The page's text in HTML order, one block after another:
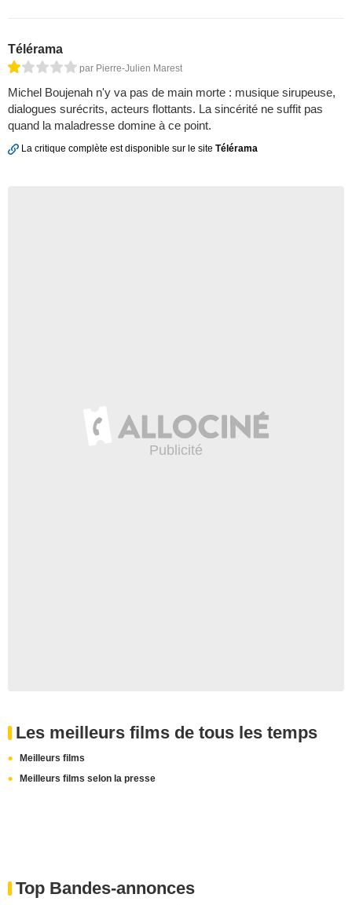
Télérama
par Pierre-Julien Marest
Michel ­Boujenah n'y va pas de main morte : musique sirupeuse,
dialogues surécrits, acteurs flottants. La sincérité ne suffit pas
quand la maladresse domine à ce point.
La critique complète est disponible sur le site Télérama
Les meilleurs films de tous les temps
Meilleurs films
Meilleurs films selon la presse
Top Bandes-annonces